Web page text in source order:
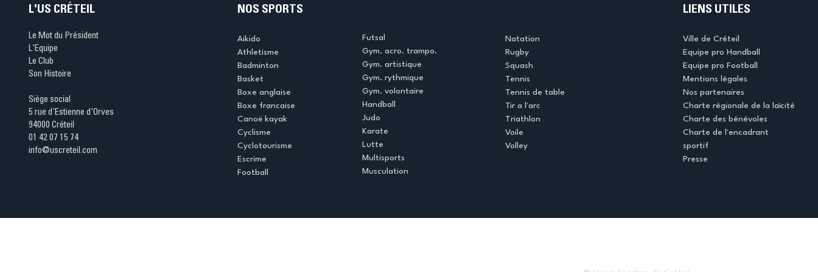
L'US CRÉTEIL
Le Mot du Président
L'Equipe
Le Club
Son Histoire
Siège social
5 rue d'Estienne d'Orves
94000 Créteil
01 42 07 15 74
info@uscreteil.com
NOS SPORTS
Aikido
Athletisme
Badminton
Basket
Boxe anglaise
Boxe francaise
Canoë kayak
Cyclisme
Cyclotourisme
Escrime
Football
Futsal
Gym. acro. trampo.
Gym. artistique
Gym. rythmique
Gym. volontaire
Handball
Judo
Karate
Lutte
Multisports
Musculation
Natation
Rugby
Squash
Tennis
Tennis de table
Tir a l'arc
Triathlon
Voile
Volley
LIENS UTILES
Ville de Créteil
Equipe pro Handball
Equipe pro Football
Mentions légales
Nos partenaires
Charte régionale de la laïcité
Charte des bénévoles
Charte de l'encadrant
sportif
Presse